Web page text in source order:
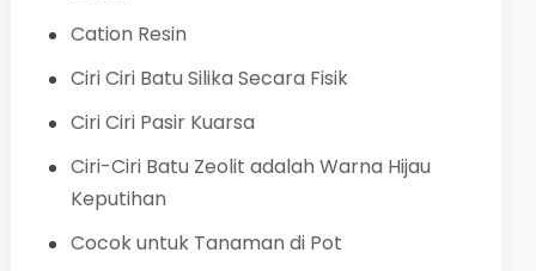
Cation Resin
Ciri Ciri Batu Silika Secara Fisik
Ciri Ciri Pasir Kuarsa
Ciri-Ciri Batu Zeolit adalah Warna Hijau
Keputihan
Cocok untuk Tanaman di Pot